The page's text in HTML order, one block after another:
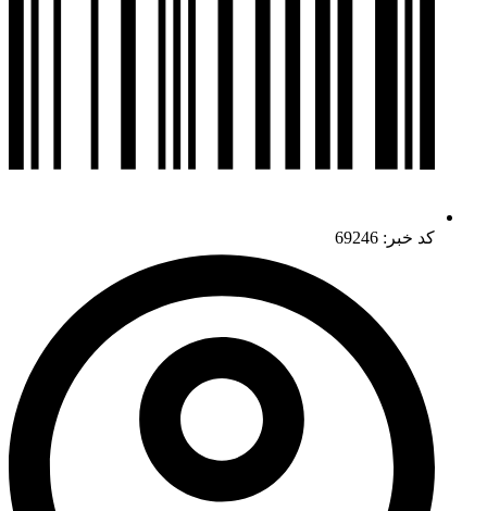
کد خبر: 69246